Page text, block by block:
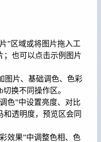
”区域或将图片拖入工
；也可以点击示例图片
图片、基础调色、色彩
换不同操作区。
色”中设置亮度、对比
和透明度，预览区会同
效果”中调整色相、色